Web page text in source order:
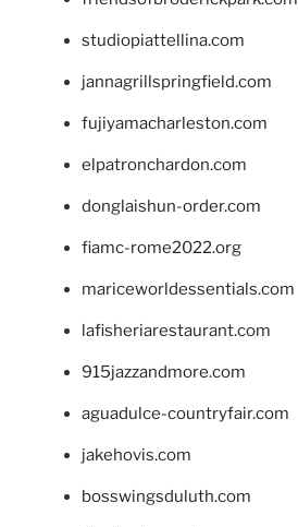
studiopiattellina.com
jannagrillspringfield.com
fujiyamacharleston.com
elpatronchardon.com
donglaishun-order.com
fiamc-rome2022.org
mariceworldessentials.com
lafisheriarestaurant.com
915jazzandmore.com
aguadulce-countryfair.com
jakehovis.com
bosswingsduluth.com